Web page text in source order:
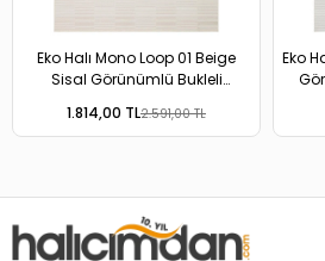
Eko Halı Mono Loop 01 Beige
Sisal Görünümlü Bukleli
1.814,00 TL2.591,00 TL
Eko